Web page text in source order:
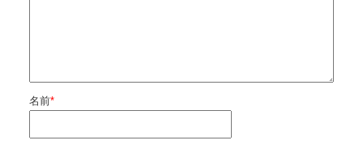
名前*